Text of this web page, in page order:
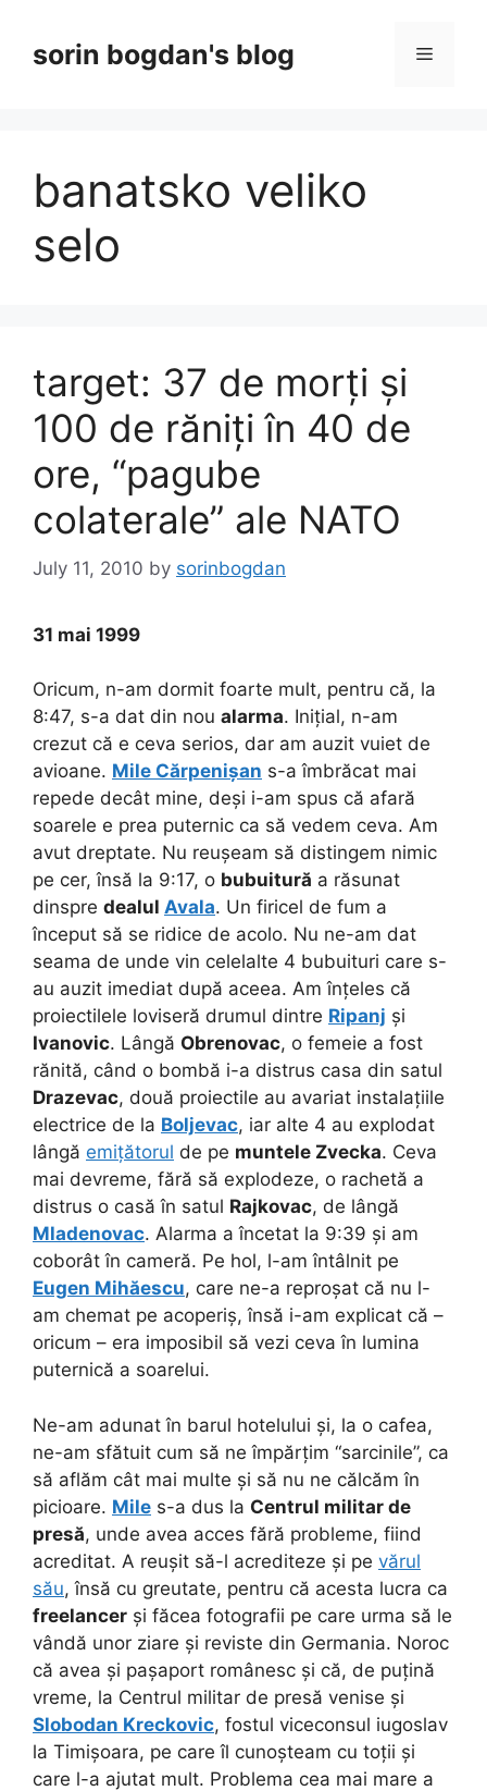
contentsorin bogdan's blog Menu
banatsko veliko
selo
target: 37 de morți și
100 de răniți în 40 de
ore, “pagube
colaterale” ale NATO
July 11, 2010 by sorinbogdan
31 mai 1999
Oricum, n-am dormit foarte mult, pentru că, la
8:47, s-a dat din nou alarma. Inițial, n-am
crezut că e ceva serios, dar am auzit vuiet de
avioane. Mile Cărpenișan s-a îmbrăcat mai
repede decât mine, deși i-am spus că afară
soarele e prea puternic ca să vedem ceva. Am
avut dreptate. Nu reușeam să distingem nimic
pe cer, însă la 9:17, o bubuitură a răsunat
dinspre dealul Avala. Un firicel de fum a
început să se ridice de acolo. Nu ne-am dat
seama de unde vin celelalte 4 bubuituri care s-
au auzit imediat după aceea. Am înțeles că
proiectilele loviseră drumul dintre Ripanj și
Ivanovic. Lângă Obrenovac, o femeie a fost
rănită, când o bombă i-a distrus casa din satul
Drazevac, două proiectile au avariat instalațiile
electrice de la Boljevac, iar alte 4 au explodat
lângă emițătorul de pe muntele Zvecka. Ceva
mai devreme, fără să explodeze, o rachetă a
distrus o casă în satul Rajkovac, de lângă
Mladenovac. Alarma a încetat la 9:39 și am
coborât în cameră. Pe hol, l-am întâlnit pe
Eugen Mihăescu, care ne-a reproșat că nu l-
am chemat pe acoperiș, însă i-am explicat că –
oricum – era imposibil să vezi ceva în lumina
puternică a soarelui.
Ne-am adunat în barul hotelului și, la o cafea,
ne-am sfătuit cum să ne împărțim “sarcinile”, ca
să aflăm cât mai multe și să nu ne călcăm în
picioare. Mile s-a dus la Centrul militar de
presă, unde avea acces fără probleme, fiind
acreditat. A reușit să-l acrediteze și pe vărul
său, însă cu greutate, pentru că acesta lucra ca
freelancer și făcea fotografii pe care urma să le
vândă unor ziare și reviste din Germania. Noroc
că avea și pașaport românesc și că, de puțină
vreme, la Centrul militar de presă venise și
Slobodan Kreckovic, fostul viceconsul iugoslav
la Timișoara, pe care îl cunoșteam cu toții și
care l-a ajutat mult. Problema cea mai mare a